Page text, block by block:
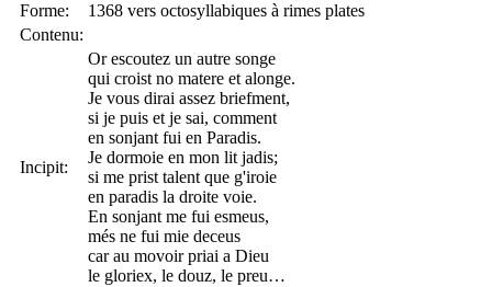
Forme:
1368 vers octosyllabiques à rimes plates
Contenu:
Incipit:
Or escoutez un autre songe
qui croist no matere et alonge.
Je vous dirai assez briefment,
si je puis et je sai, comment
en sonjant fui en Paradis.
Je dormoie en mon lit jadis;
si me prist talent que g'iroie
en paradis la droite voie.
En sonjant me fui esmeus,
més ne fui mie deceus
car au movoir priai a Dieu
le gloriex, le douz, le preu…